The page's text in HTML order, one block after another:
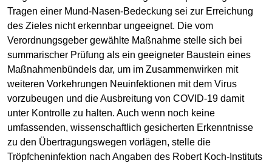
Tragen einer Mund-Nasen-Bedeckung sei zur Erreichung
des Zieles nicht erkennbar ungeeignet. Die vom
Verordnungsgeber gewählte Maßnahme stelle sich bei
summarischer Prüfung als ein geeigneter Baustein eines
Maßnahmenbündels dar, um im Zusammenwirken mit
weiteren Vorkehrungen Neuinfektionen mit dem Virus
vorzubeugen und die Ausbreitung von COVID-19 damit
unter Kontrolle zu halten. Auch wenn noch keine
umfassenden, wissenschaftlich gesicherten Erkenntnisse
zu den Übertragungswegen vorlägen, stelle die
Tröpfcheninfektion nach Angaben des Robert Koch-Instituts